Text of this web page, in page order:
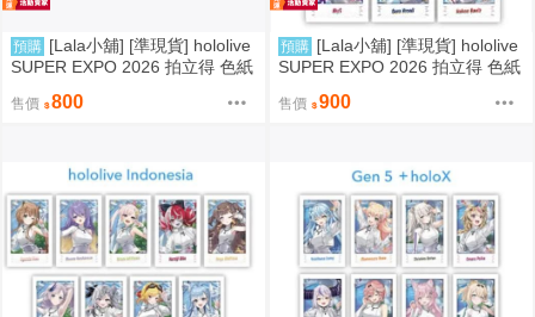
預購 [Lala小舖] [準現貨] hololive
SUPER EXPO 2026 拍立得 色紙
ou Nerissa Fuwawa Mococo Eliz
售價 800
預購 [Lala小舖] [準現貨] hololive
SUPER EXPO 2026 拍立得 色紙
ope Takanashi Kiara Ninomae In
售價 900